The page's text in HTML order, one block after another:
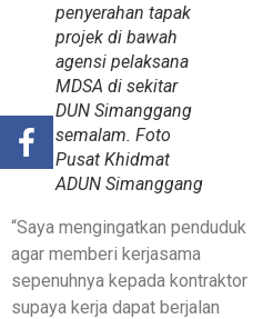
penyerahan tapak
projek di bawah
agensi pelaksana
MDSA di sekitar
DUN Simanggang
semalam. Foto
Pusat Khidmat
ADUN Simanggang
“Saya mengingatkan penduduk
agar memberi kerjasama
sepenuhnya kepada kontraktor
supaya kerja dapat berjalan